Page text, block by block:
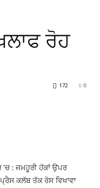
ਰੋਹ
0
172
: ਜਮਹੂਰੀ ਹੱਕਾਂ ਉਪਰ
ਕਲੱਬ ਤੱਕ ਰੋਸ ਵਿਖਾਵਾ